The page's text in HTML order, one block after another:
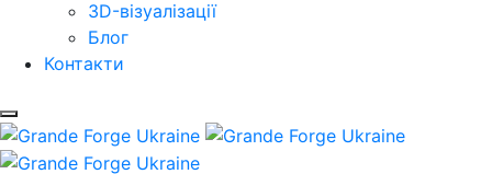
3D-візуалізації
Блог
Контакти